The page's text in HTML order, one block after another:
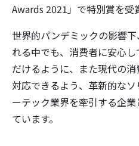
Awards 2021」で特別賞を受
世界的パンデミックの影響
れる中でも、消費者に安心
だけるように、また現代の
対応できるよう、革新的な
ーテック業界を牽引する企
ています。